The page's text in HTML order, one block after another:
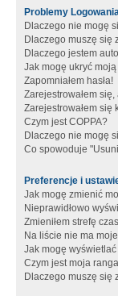
Problemy
Dlaczego nie mogę
Dlaczego muszę się
Dlaczego jestem
Jak mogę ukryć
Zapomniałem hasła!
Zarejestrowałem
Zarejestrowałem
Czym jest COPPA?
Dlaczego nie mogę
Co spowoduje
Preferencje i
Jak mogę zmienić
Nieprawidłowo
Zmieniłem strefę
Na liście nie ma
Jak mogę
Czym jest moja
Dlaczego muszę się